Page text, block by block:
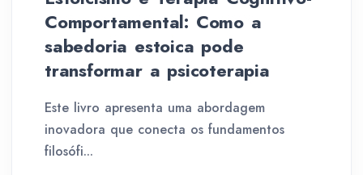
Comportamental: Como a
sabedoria estoica pode
transformar a psicoterapia
Este livro apresenta uma abordagem
inovadora que conecta os fundamentos
filosófi...